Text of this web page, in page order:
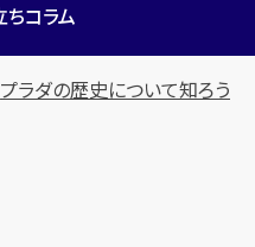
コラム
プラダの歴史について知ろう